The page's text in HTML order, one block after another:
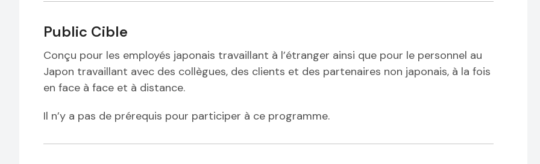
Public Cible
Conçu pour les employés japonais travaillant à l’étranger ainsi que pour le personnel au
Japon travaillant avec des collègues, des clients et des partenaires non japonais, à la fois
en face à face et à distance.
Il n’y a pas de prérequis pour participer à ce programme.